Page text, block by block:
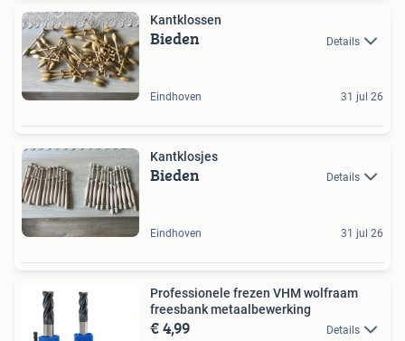
Kantklossen
Bieden Details
Eindhoven 31 jul 26
Kantklosjes
Bieden Details
Eindhoven 31 jul 26
Professionele frezen VHM wolfraam
freesbank metaalbewerking
€ 4,99 Details